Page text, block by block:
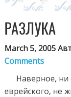
РАЗЛУКА
March 5, 2005
Comments
Наверное, ни
еврейского, не